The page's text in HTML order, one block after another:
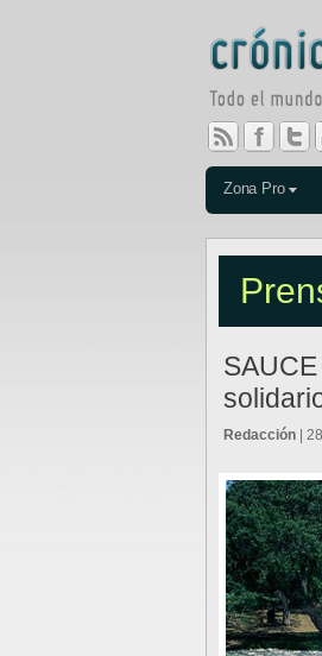
Zona Pro
Redacción |